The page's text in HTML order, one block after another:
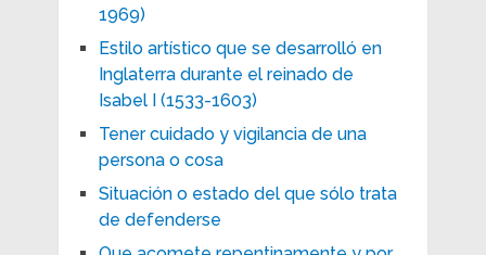
1969)
Estilo artístico que se desarrolló en
Inglaterra durante el reinado de
Isabel I (1533-1603)
Tener cuidado y vigilancia de una
persona o cosa
Situación o estado del que sólo trata
de defenderse